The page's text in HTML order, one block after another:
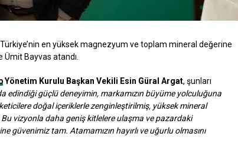
en yüksek magnezyum ve toplam mineral değerine
Ümit Bayvas atandı.
Yönetim Kurulu Başkan Vekili Esin Güral Argat, şunları
edindiği güçlü deneyimin, markamızın büyüme yolculuğuna
doğal içeriklerle zenginleştirilmiş, yüksek mineral
vizyonla daha geniş kitlelere ulaşma ve pazardaki
tam. Atamamızın hayırlı ve uğurlu olmasını